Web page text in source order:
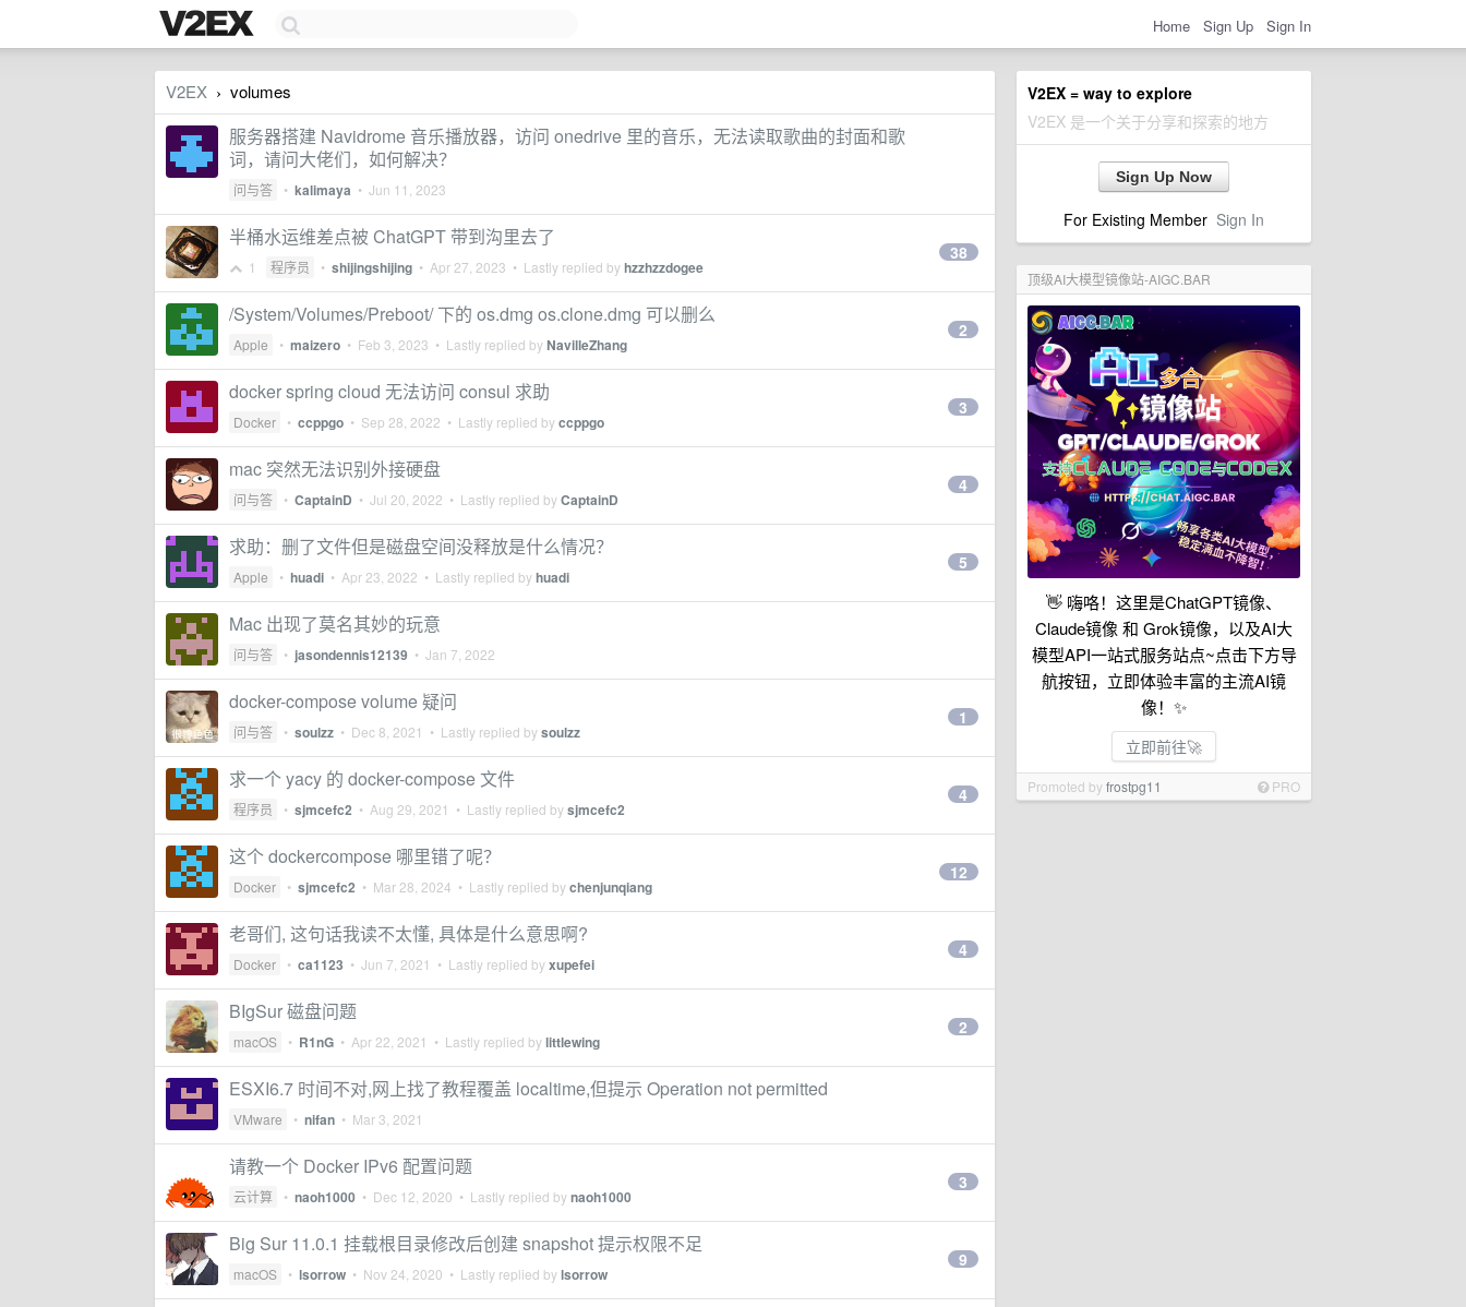
Home Sign Up Sign In
V2EX = way to explore
V2EX 是一个关于分享和探索的地方
Sign Up Now
For Existing Member Sign In
顶级AI大模型镜像站-AIGC.BAR
👋 嗨咯！这里是ChatGPT镜像、
Claude镜像 和 Grok镜像，以及AI大
模型API一站式服务站点~点击下方导
航按钮，立即体验丰富的主流AI镜
像！✨
立即前往🚀
Promoted byfrostpg11 PRO
V2EX › volumes
服务器搭建 Navidrome 音乐播放器，访问 onedrive 里的音乐，无法读取歌曲的封面和歌
词，请问大佬们，如何解决？
问与答 • kalimaya • Jun 11, 2023
半桶水运维差点被 ChatGPT 带到沟里去了
1 程序员 • shijingshijing • Apr 27, 2023 • Lastly replied byhzzhzzdogee
38
/System/Volumes/Preboot/ 下的 os.dmg os.clone.dmg 可以删么
Apple • maizero • Feb 3, 2023 • Lastly replied byNavilleZhang
2
docker spring cloud 无法访问 consul 求助
Docker • ccppgo • Sep 28, 2022 • Lastly replied byccppgo
3
mac 突然无法识别外接硬盘
问与答 • CaptainD • Jul 20, 2022 • Lastly replied byCaptainD
4
求助：删了文件但是磁盘空间没释放是什么情况？
Apple • huadi • Apr 23, 2022 • Lastly replied byhuadi
5
Mac 出现了莫名其妙的玩意
问与答 • jasondennis12139 • Jan 7, 2022
docker-compose volume 疑问
问与答 • soulzz • Dec 8, 2021 • Lastly replied bysoulzz
1
求一个 yacy 的 docker-compose 文件
程序员 • sjmcefc2 • Aug 29, 2021 • Lastly replied bysjmcefc2
4
这个 dockercompose 哪里错了呢？
Docker • sjmcefc2 • Mar 28, 2024 • Lastly replied bychenjunqiang
12
老哥们, 这句话我读不太懂, 具体是什么意思啊?
Docker • ca1123 • Jun 7, 2021 • Lastly replied byxupefei
4
BIgSur 磁盘问题
macOS • R1nG • Apr 22, 2021 • Lastly replied bylittlewing
2
ESXI6.7 时间不对,网上找了教程覆盖 localtime,但提示 Operation not permitted
VMware • nifan • Mar 3, 2021
请教一个 Docker IPv6 配置问题
云计算 • naoh1000 • Dec 12, 2020 • Lastly replied bynaoh1000
3
Big Sur 11.0.1 挂载根目录修改后创建 snapshot 提示权限不足
macOS • lsorrow • Nov 24, 2020 • Lastly replied bylsorrow
9